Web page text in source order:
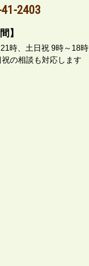
2403
】
時、土日祝 9時～18時
の相談も対応します